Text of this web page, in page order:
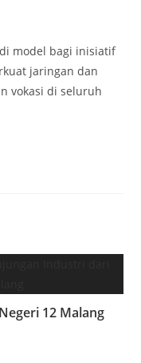
model bagi inisiatif
jaringan dan
vokasi di seluruh
12 Malang